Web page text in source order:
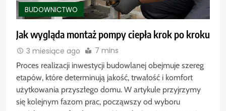
BUDOWNICTWO
Jak wygląda montaż pompy ciepła krok po kroku
3 miesiące ago 7 mins
Proces realizacji inwestycji budowlanej obejmuje szereg
etapów, które determinują jakość, trwałość i komfort
użytkowania przyszłego domu. W artykule przyjrzymy
się kolejnym fazom prac, począwszy od wyboru